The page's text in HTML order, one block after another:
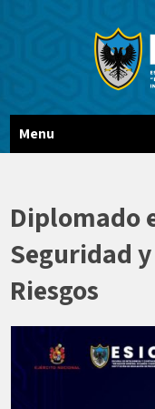
Escuela
Menu
Diplomado
Seguridad
Riesgos